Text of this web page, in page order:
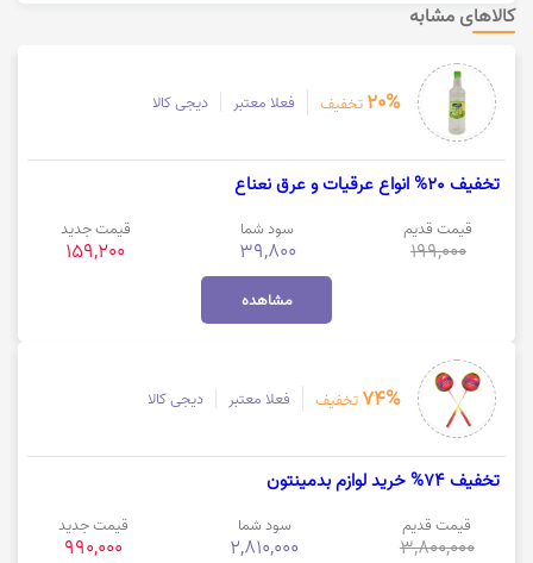
کالاهای مشابه
20% تخفیف فعلا معتبر دیجی کالا
تخفیف 20% انواع عرقیات و عرق نعناع
قیمت قدیم
199,000
سود شما
39,800
قیمت جدید
159,200
مشاهده
74% تخفیف فعلا معتبر دیجی کالا
تخفیف 74% خرید لوازم بدمینتون
قیمت قدیم
3,800,000
سود شما
2,810,000
قیمت جدید
990,000